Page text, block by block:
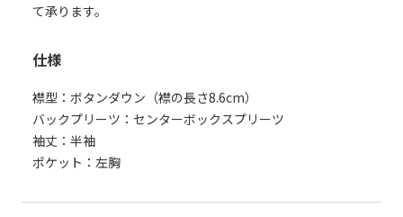
て承ります。
仕様
襟型：ボタンダウン（襟の長さ8.6cm）
バックプリーツ：センターボックスプリーツ
袖丈：半袖
ポケット：左胸